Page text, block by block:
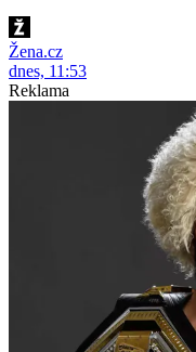
Žena.cz
dnes, 11:53
Reklama